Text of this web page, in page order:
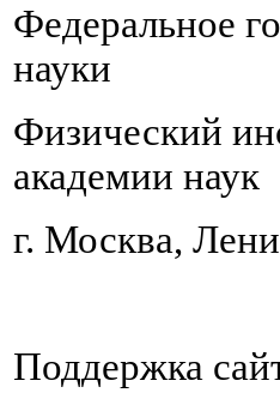
Федеральное
науки
Физический
академии наук
г. Москва,
Поддержка